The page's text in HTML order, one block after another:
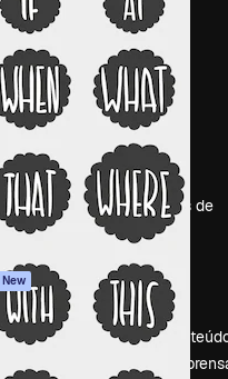
New
cookies
Empresa
Preços
Sobre nós
Reviews
Emprego
Tendências de
pesquisa
Eventos
Slidesgo
Vender
Sala de